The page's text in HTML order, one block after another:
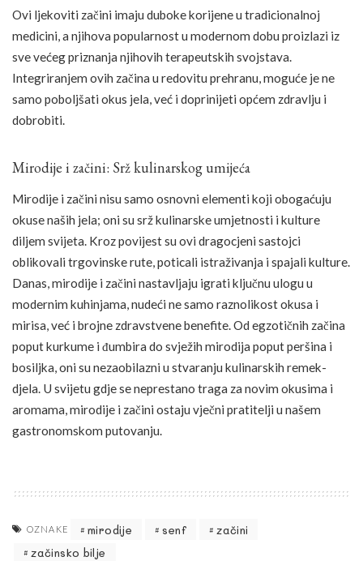
Ovi ljekoviti začini imaju duboke korijene u tradicionalnoj
medicini, a njihova popularnost u modernom dobu proizlazi iz
sve većeg priznanja njihovih terapeutskih svojstava.
Integriranjem ovih začina u redovitu prehranu, moguće je ne
samo poboljšati okus jela, već i doprinijeti općem zdravlju i
dobrobiti.
Mirodije i začini: Srž kulinarskog umijeća
Mirodije i začini nisu samo osnovni elementi koji obogaćuju
okuse naših jela; oni su srž kulinarske umjetnosti i kulture
diljem svijeta. Kroz povijest su ovi dragocjeni sastojci
oblikovali trgovinske rute, poticali istraživanja i spajali kulture.
Danas, mirodije i začini nastavljaju igrati ključnu ulogu u
modernim kuhinjama, nudeći ne samo raznolikost okusa i
mirisa, već i brojne zdravstvene benefite. Od egzotičnih začina
poput kurkume i đumbira do svježih mirodija poput peršina i
bosiljka, oni su nezaobilazni u stvaranju kulinarskih remek-
djela. U svijetu gdje se neprestano traga za novim okusima i
aromama, mirodije i začini ostaju vječni pratitelji u našem
gastronomskom putovanju.
OZNAKE mirodije senf
začini
začinsko bilje